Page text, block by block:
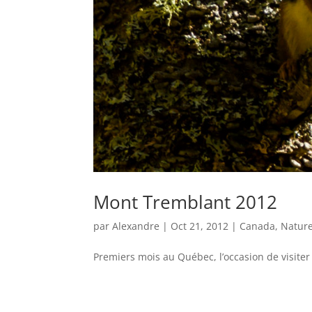
Mont Tremblant 2012
parAlexandre | Oct 21, 2012 | Canada,
Premiers mois au Québec, l’occasion de